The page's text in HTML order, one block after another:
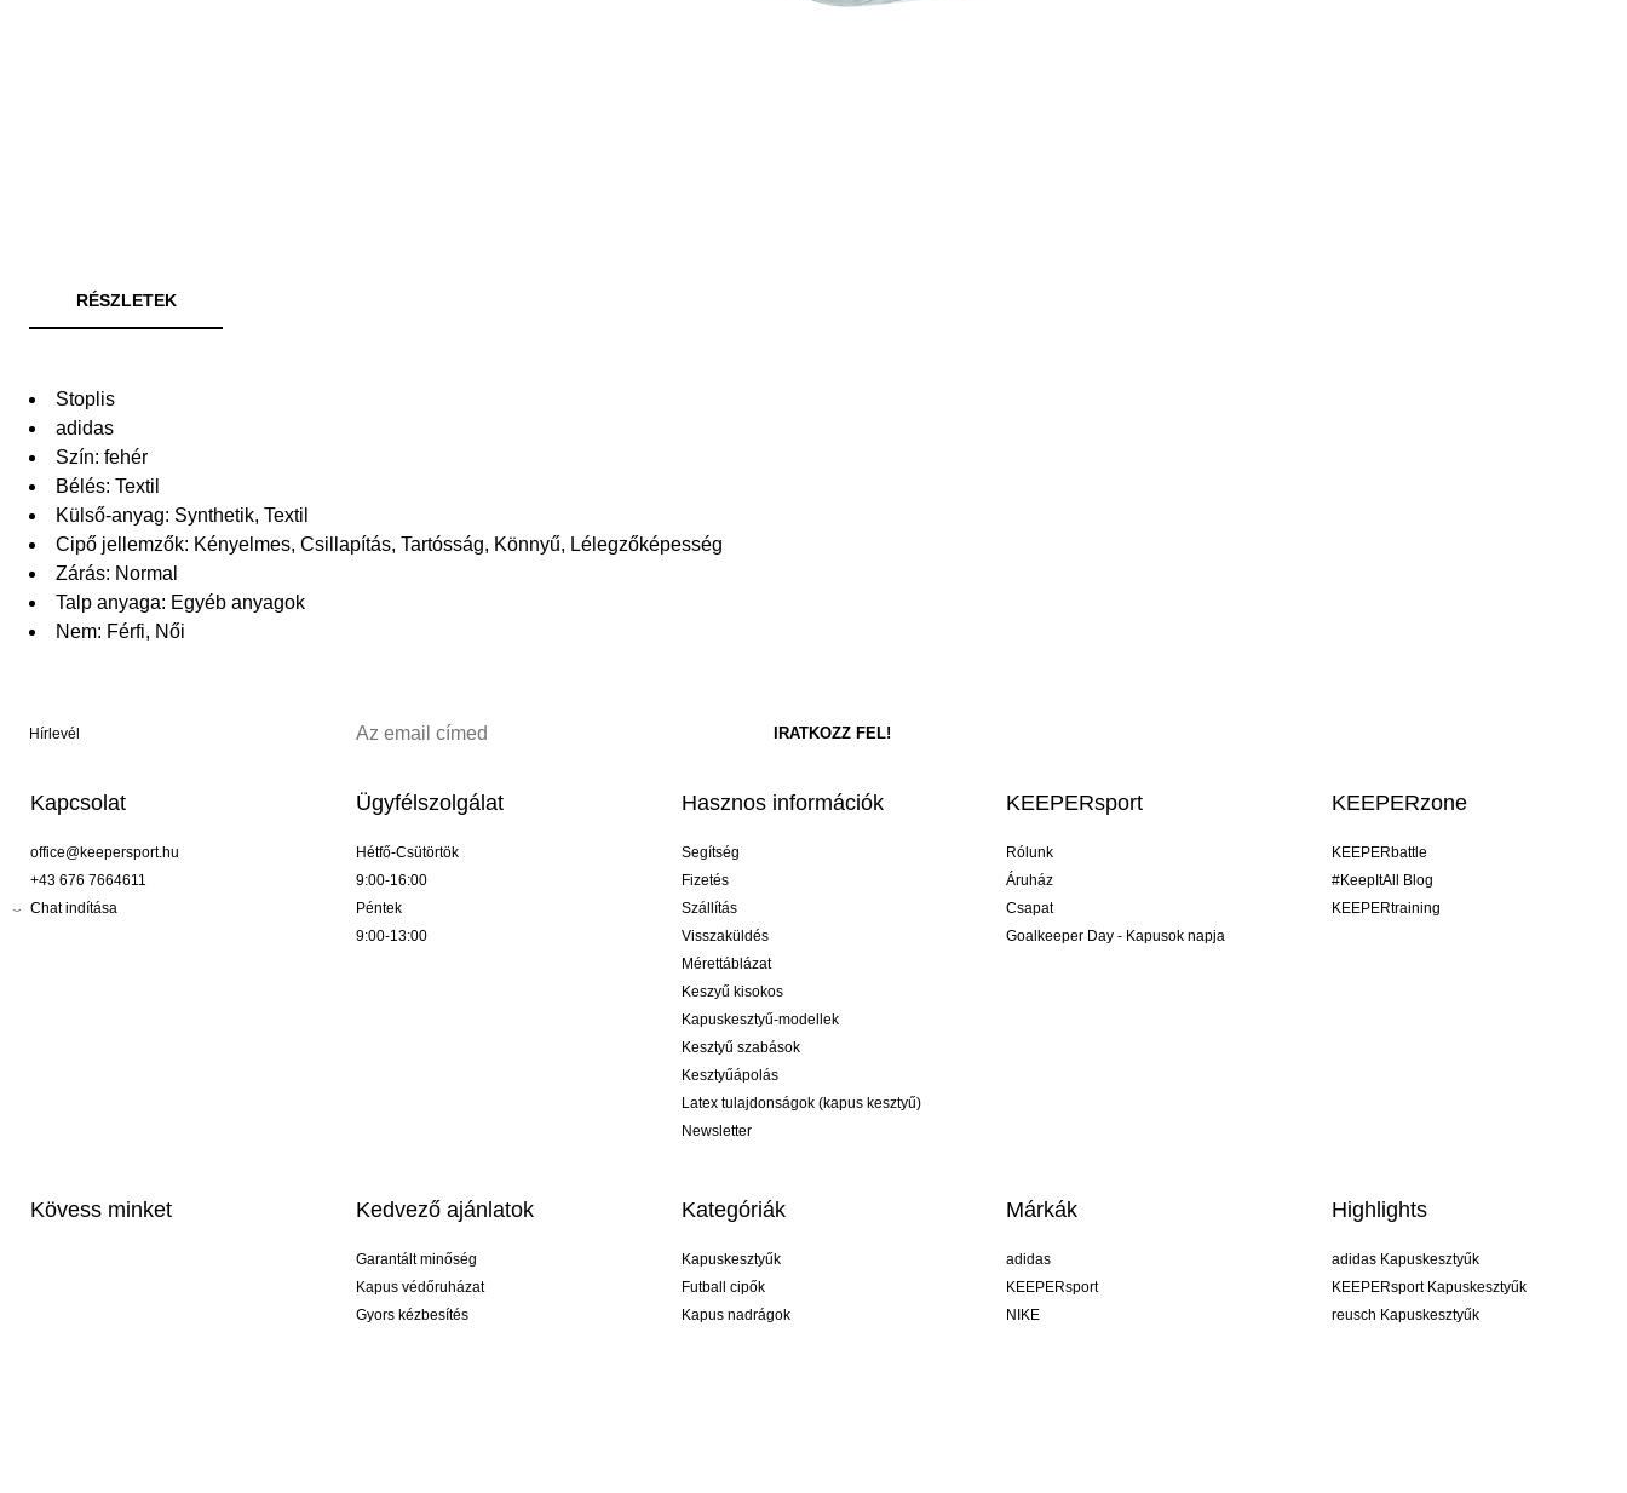
RÉSZLETEK
Stoplis
adidas
Szín: fehér
Bélés: Textil
Külső-anyag: Synthetik, Textil
Cipő jellemzők: Kényelmes, Csillapítás, Tartósság, Könnyű, Lélegzőképesség
Zárás: Normal
Talp anyaga: Egyéb anyagok
Nem: Férfi, Női
Hírlevél
Kapcsolat
office@keepersport.hu
+43 676 7664611
Chat indítása
Ügyfélszolgálat
Hétfő-Csütörtök
9:00-16:00
Péntek
9:00-13:00
Hasznos információk
Segítség
Fizetés
Szállítás
Visszaküldés
Mérettáblázat
Keszyű kisokos
Kapuskesztyű-modellek
Kesztyű szabások
Kesztyűápolás
Latex tulajdonságok (kapus kesztyű)
Newsletter
KEEPERsport
Rólunk
Áruház
Csapat
Goalkeeper Day - Kapusok napja
KEEPERzone
KEEPERbattle
#KeepItAll Blog
KEEPERtraining
Kövess minket Kedvező ajánlatok
Garantált minőség
Kapus védőruházat
Gyors kézbesítés
Kategóriák
Kapuskesztyűk
Futball cipők
Kapus nadrágok
Márkák
adidas
KEEPERsport
NIKE
Highlights
adidas Kapuskesztyűk
KEEPERsport Kapuskesztyűk
reusch Kapuskesztyűk